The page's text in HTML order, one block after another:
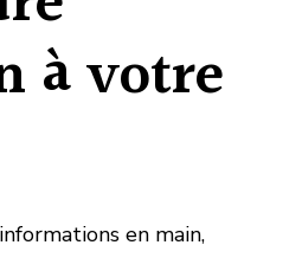
à votre
en main,